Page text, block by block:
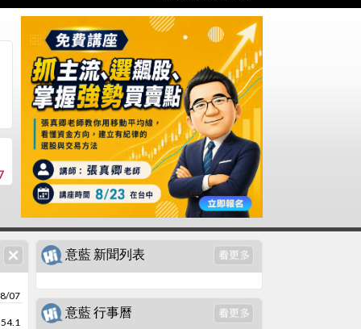
07
54.1
意藍 新聞列表
意藍 行事曆